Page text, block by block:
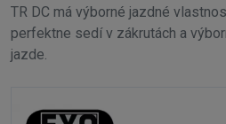
TR DC má výborné jazdné
perfektne sedí v zákrutách a
jazde.